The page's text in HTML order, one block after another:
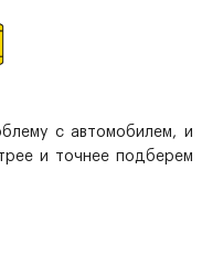
с автомобилем, и
и точнее подберем